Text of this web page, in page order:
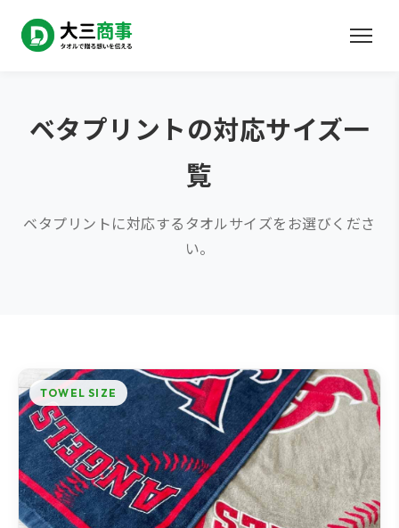
ベタプリントの対応サイズ一
覧
ベタプリントに対応するタオルサイズをお選びくださ
い。
TOWEL SIZE